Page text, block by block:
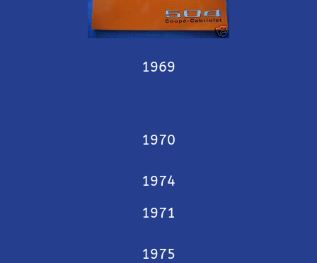
1969
1970
1971
1974
1975